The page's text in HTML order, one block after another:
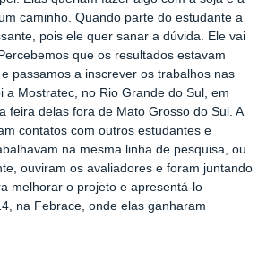
caminho. Quando parte do estudante a
pois ele quer sanar a dúvida. Ele vai
que os resultados estavam
passamos a inscrever os trabalhos nas
a Mostratec, no Rio Grande do Sul, em
feira delas fora de Mato Grosso do Sul. A
contatos com outros estudantes e
na mesma linha de pesquisa, ou
ouviram os avaliadores e foram juntando
melhorar o projeto e apresentá-lo
na Febrace, onde elas ganharam